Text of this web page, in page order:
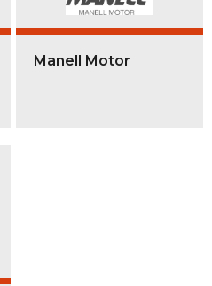
Manell Motor